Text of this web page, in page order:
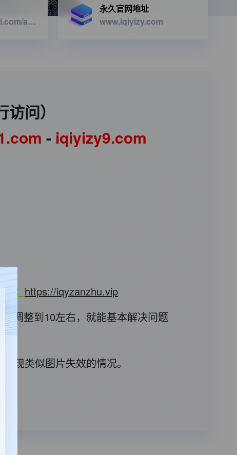
https://iqiyizyapi.com/api.php/provide/vod/from/snm3u8/at/xml
永久官网地址
www.iqiyizy.com
问）
- iqiyizy9.com
： https://iqyzanzhu.vip
调整到10左右，就能基本解决问题
现类似图片失效的情况。